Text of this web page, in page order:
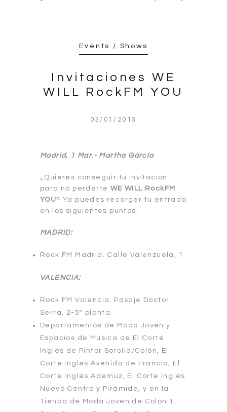
Events / Shows
Invitaciones WE
WILL RockFM YOU
03/01/2013
Madrid, 1 Mar.- Martha García
¿Quieres conseguir tu invitación
para no perderte WE WILL RockFM
YOU? Ya puedes recorger tu entrada
en los siguientes puntos:
MADRID:
Rock FM Madrid. Calle Valenzuela, 1
VALENCIA:
Rock FM Valencia. Pasaje Doctor
Serra, 2-5ª planta.
Departamentos de Moda Joven y
Espacios de Música de El Corte
Inglés de Pintor Sorolla/Colón, El
Corte Inglés Avenida de Francia, El
Corte Inglés Ademuz, El Corte Inglés
Nuevo Centro y Pirámide, y en la
Tienda de Moda Joven de Colón 1.